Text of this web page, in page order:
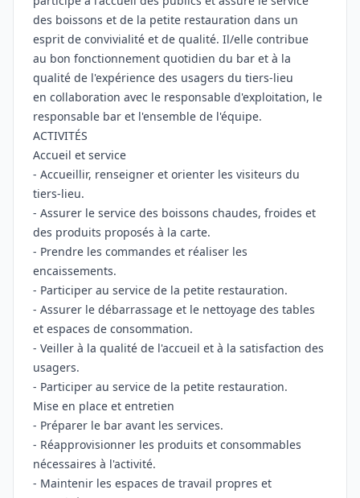
des boissons et de la petite restauration dans un
esprit de convivialité et de qualité. Il/elle contribue
au bon fonctionnement quotidien du bar et à la
qualité de l'expérience des usagers du tiers-lieu
en collaboration avec le responsable d'exploitation, le
responsable bar et l'ensemble de l'équipe.
ACTIVITÉS
Accueil et service
- Accueillir, renseigner et orienter les visiteurs du
tiers-lieu.
- Assurer le service des boissons chaudes, froides et
des produits proposés à la carte.
- Prendre les commandes et réaliser les
encaissements.
- Participer au service de la petite restauration.
- Assurer le débarrassage et le nettoyage des tables
et espaces de consommation.
- Veiller à la qualité de l'accueil et à la satisfaction des
usagers.
- Participer au service de la petite restauration.
Mise en place et entretien
- Préparer le bar avant les services.
- Réapprovisionner les produits et consommables
nécessaires à l'activité.
- Maintenir les espaces de travail propres et